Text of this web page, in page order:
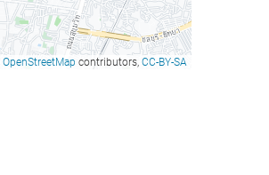
OpenStreetMap contributors, CC-BY-SA